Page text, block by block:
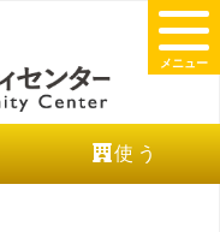
使う
メニュー